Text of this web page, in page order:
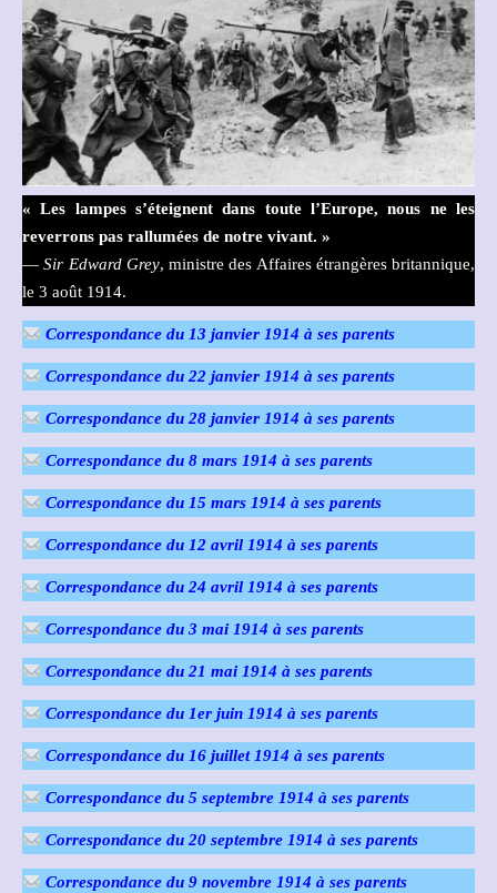
« Les lampes s’éteignent dans toute l’Europe, nous ne les
reverrons pas rallumées de notre vivant. »
—Sir Edward Grey, ministre des Affaires étrangères britannique,
le 3 août 1914.
Correspondance du 13 janvier 1914 à ses parents
Correspondance du 22 janvier 1914 à ses parents
Correspondance du 28 janvier 1914 à ses parents
Correspondance du 8 mars 1914 à ses parents
Correspondance du 15 mars 1914 à ses parents
Correspondance du 12 avril 1914 à ses parents
Correspondance du 24 avril 1914 à ses parents
Correspondance du 3 mai 1914 à ses parents
Correspondance du 21 mai 1914 à ses parents
Correspondance du 1er juin 1914 à ses parents
Correspondance du 16 juillet 1914 à ses parents
Correspondance du 5 septembre 1914 à ses parents
Correspondance du 20 septembre 1914 à ses parents
Correspondance du 9 novembre 1914 à ses parents